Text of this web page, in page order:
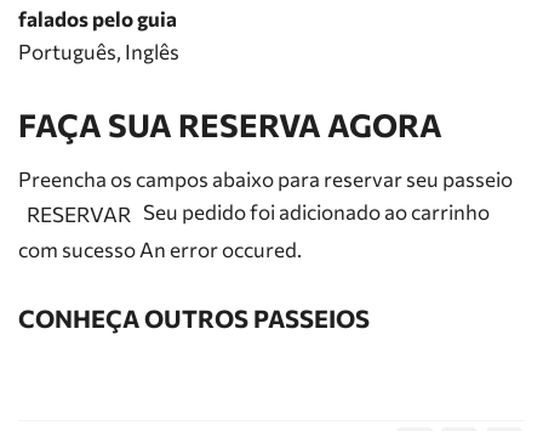
falados pelo guia
Português, Inglês
FAÇA SUA RESERVA AGORA
Preencha os campos abaixo para reservar seu passeio
RESERVAR Seu pedido foi adicionado ao carrinho
com sucesso An error occured.
CONHEÇA OUTROS PASSEIOS